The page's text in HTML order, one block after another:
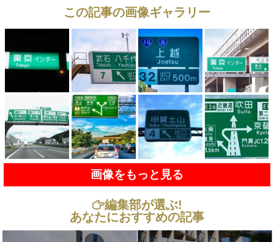
この記事の画像ギャラリー
画像をもっと見る
編集部が選ぶ!
あなたにおすすめの記事